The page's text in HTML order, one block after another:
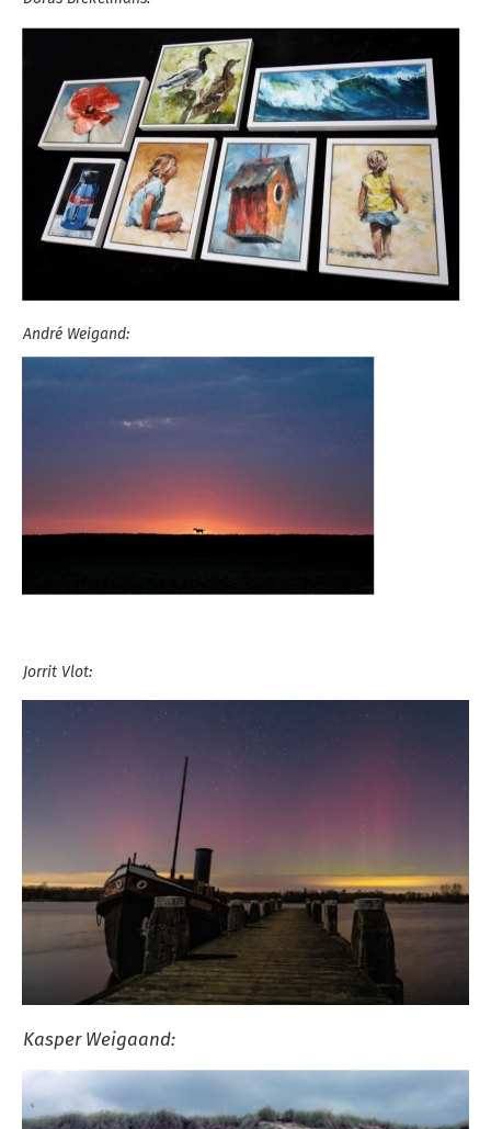
André Weigand:
Jorrit Vlot:
Kasper Weigaand: